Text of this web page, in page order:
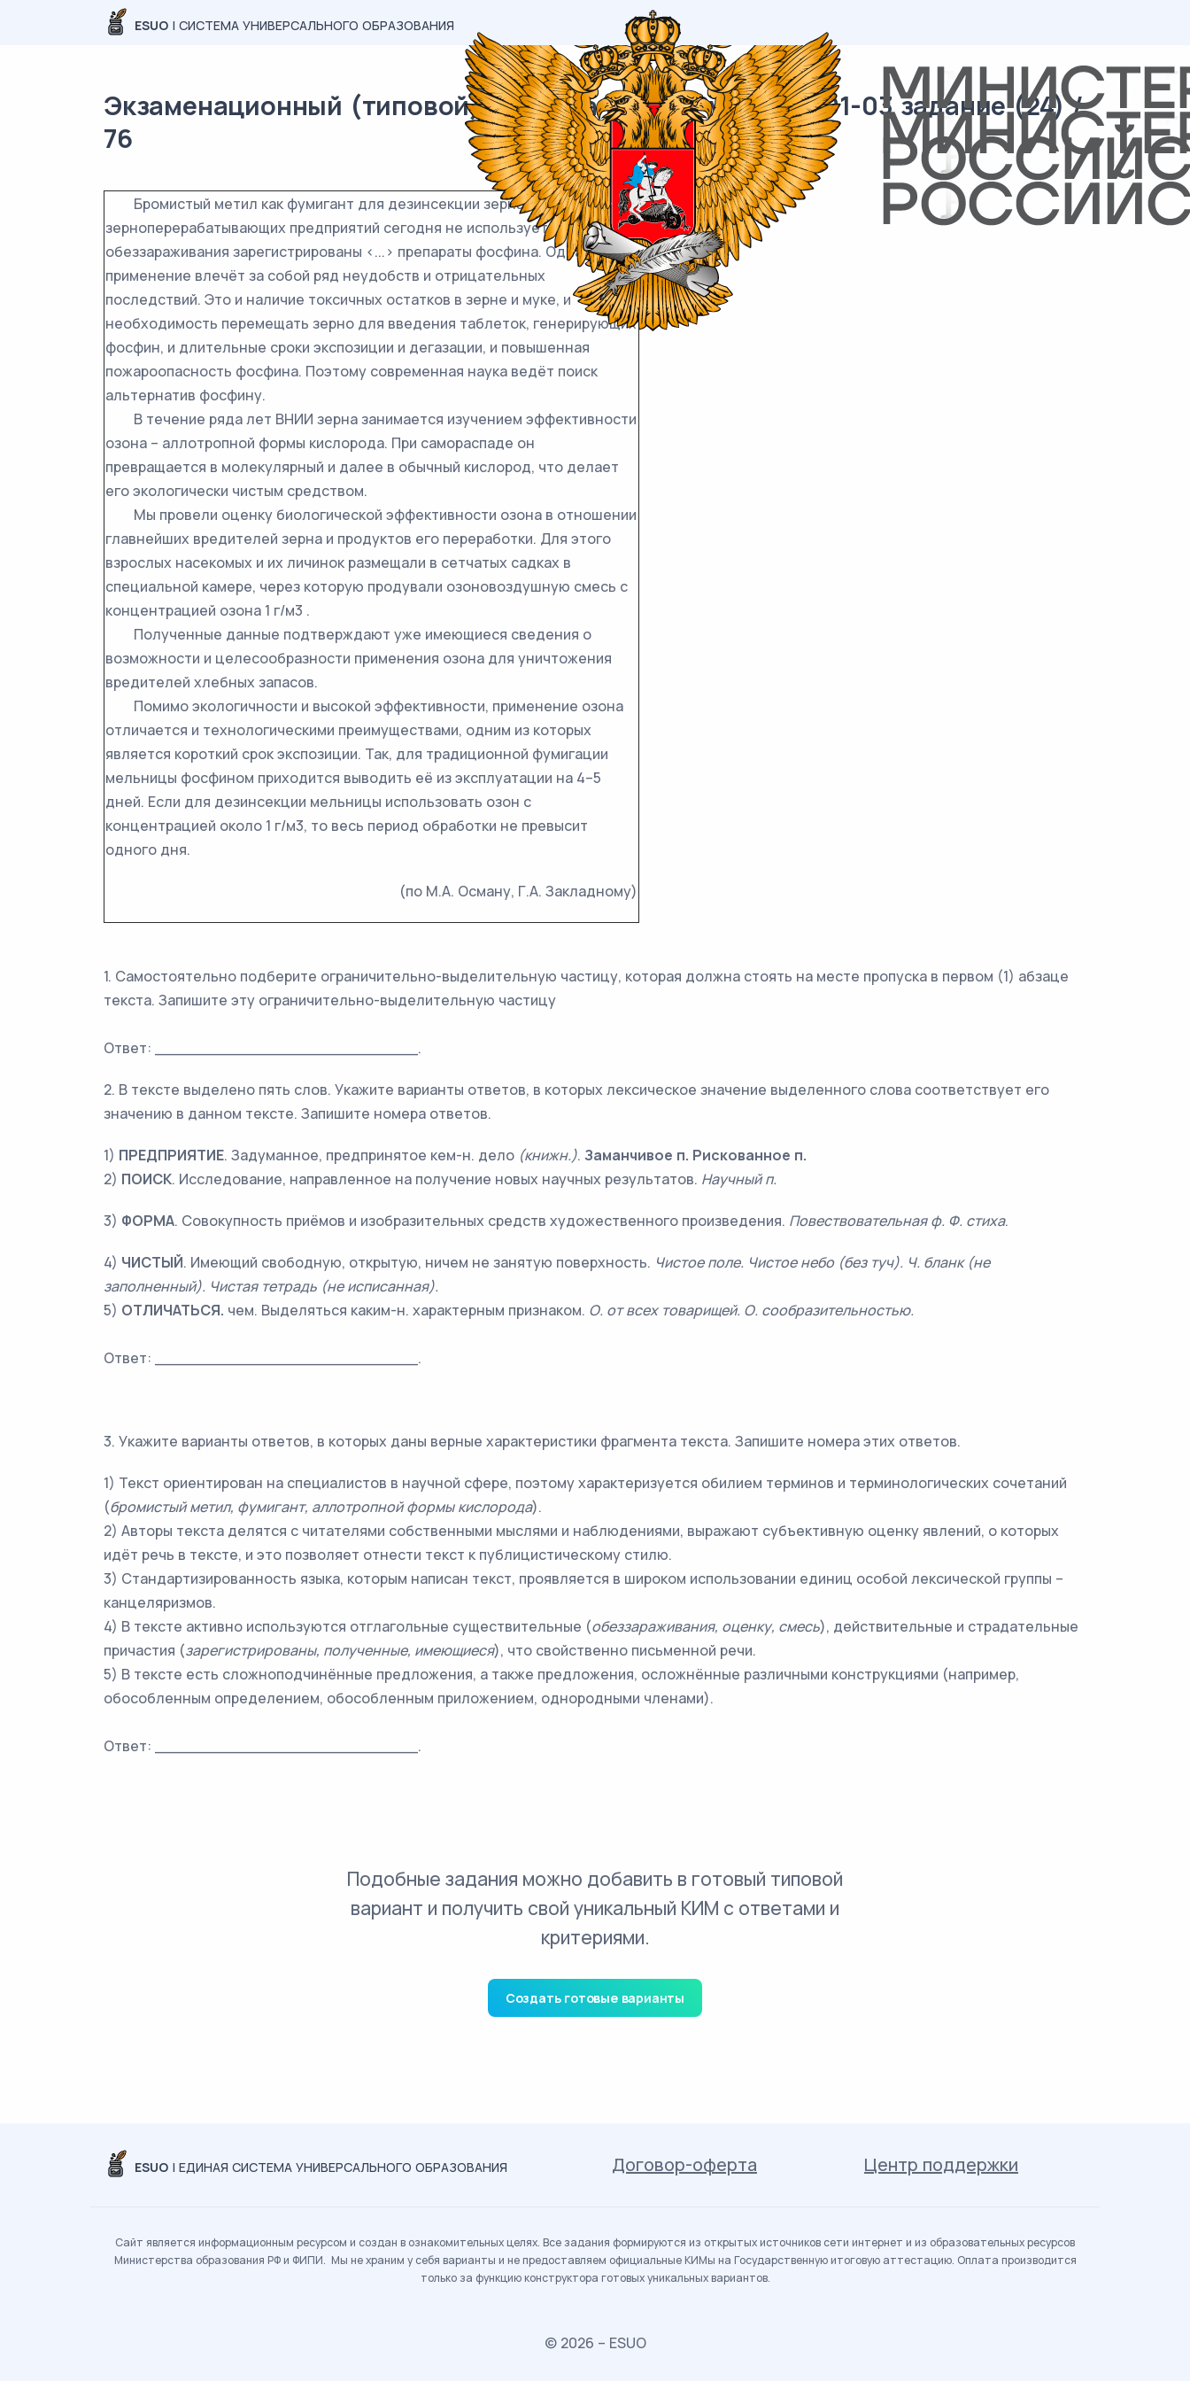
ESUO | СИСТЕМА УНИВЕРСАЛЬНОГО ОБРАЗОВАНИЯ
Экзаменационный (типовой) материал ЕГЭ / Русский / 01-03 задание (24) /
76
Бромистый метил как фумигант для дезинсекции зерна и
зерноперерабатывающих предприятий сегодня не используется. Для их
обеззараживания зарегистрированы <...> препараты фосфина. Однако их
применение влечёт за собой ряд неудобств и отрицательных
последствий. Это и наличие токсичных остатков в зерне и муке, и
необходимость перемещать зерно для введения таблеток, генерирующих
фосфин, и длительные сроки экспозиции и дегазации, и повышенная
пожароопасность фосфина. Поэтому современная наука ведёт поиск
альтернатив фосфину.
В течение ряда лет ВНИИ зерна занимается изучением эффективности
озона – аллотропной формы кислорода. При самораспаде он
превращается в молекулярный и далее в обычный кислород, что делает
его экологически чистым средством.
Мы провели оценку биологической эффективности озона в отношении
главнейших вредителей зерна и продуктов его переработки. Для этого
взрослых насекомых и их личинок размещали в сетчатых садках в
специальной камере, через которую продували озоновоздушную смесь с
концентрацией озона 1 г/м3 .
Полученные данные подтверждают уже имеющиеся сведения о
возможности и целесообразности применения озона для уничтожения
вредителей хлебных запасов.
Помимо экологичности и высокой эффективности, применение озона
отличается и технологическими преимуществами, одним из которых
является короткий срок экспозиции. Так, для традиционной фумигации
мельницы фосфином приходится выводить её из эксплуатации на 4–5
дней. Если для дезинсекции мельницы использовать озон с
концентрацией около 1 г/м3, то весь период обработки не превысит
одного дня.
(по М.А. Осману, Г.А. Закладному)
1. Самостоятельно подберите ограничительно-выделительную частицу, которая должна стоять на месте пропуска в первом (1) абзаце
текста. Запишите эту ограничительно-выделительную частицу
Ответ: ___________________________.
2. В тексте выделено пять слов. Укажите варианты ответов, в которых лексическое значение выделенного слова соответствует его
значению в данном тексте. Запишите номера ответов.
1) ПРЕДПРИЯТИЕ. Задуманное, предпринятое кем-н. дело (книжн.). Заманчивое п. Рискованное п.
2) ПОИСК. Исследование, направленное на получение новых научных результатов. Научный п.
3) ФОРМА. Совокупность приёмов и изобразительных средств художественного произведения. Повествовательная ф. Ф. стиха.
4) ЧИСТЫЙ. Имеющий свободную, открытую, ничем не занятую поверхность. Чистое поле. Чистое небо (без туч). Ч. бланк (не
заполненный). Чистая тетрадь (не исписанная).
5) ОТЛИЧАТЬСЯ. чем. Выделяться каким-н. характерным признаком. О. от всех товарищей. О. сообразительностью.
Ответ: ___________________________.
3. Укажите варианты ответов, в которых даны верные характеристики фрагмента текста. Запишите номера этих ответов.
1) Текст ориентирован на специалистов в научной сфере, поэтому характеризуется обилием терминов и терминологических сочетаний
(бромистый метил, фумигант, аллотропной формы кислорода).
2) Авторы текста делятся с читателями собственными мыслями и наблюдениями, выражают субъективную оценку явлений, о которых
идёт речь в тексте, и это позволяет отнести текст к публицистическому стилю.
3) Стандартизированность языка, которым написан текст, проявляется в широком использовании единиц особой лексической группы –
канцеляризмов.
4) В тексте активно используются отглагольные существительные (обеззараживания, оценку, смесь), действительные и страдательные
причастия (зарегистрированы, полученные, имеющиеся), что свойственно письменной речи.
5) В тексте есть сложноподчинённые предложения, а также предложения, осложнённые различными конструкциями (например,
обособленным определением, обособленным приложением, однородными членами).
Ответ: ___________________________.
Подобные задания можно добавить в готовый типовой
вариант и получить свой уникальный КИМ с ответами и
критериями.
Создать готовые варианты
ESUO | ЕДИНАЯ СИСТЕМА УНИВЕРСАЛЬНОГО ОБРАЗОВАНИЯ Договор-оферта Центр поддержки
Сайт является информационным ресурсом и создан в ознакомительных целях. Все задания формируются из открытых источников сети интернет и из образовательных ресурсов
Министерства образования РФ и ФИПИ. Мы не храним у себя варианты и не предоставляем официальные КИМы на Государственную итоговую аттестацию. Оплата производится
только за функцию конструктора готовых уникальных вариантов.
© 2026 – ESUO